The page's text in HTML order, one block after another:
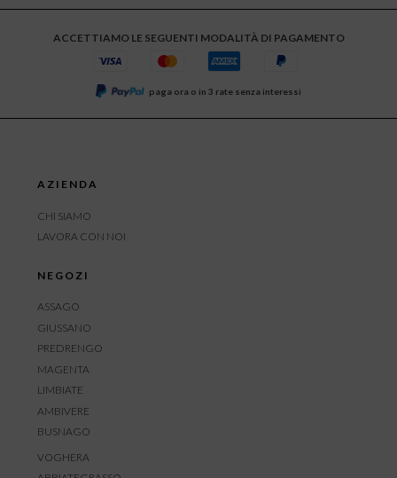
ACCETTIAMO LE SEGUENTI MODALITÀ DI PAGAMENTO
paga ora o in 3 rate senza interessi
AZIENDA
CHI SIAMO
LAVORA CON NOI
NEGOZI
ASSAGO
GIUSSANO
PREDRENGO
MAGENTA
LIMBIATE
AMBIVERE
BUSNAGO
VOGHERA